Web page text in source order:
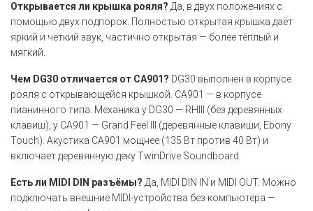
Открывается ли крышка рояля? Да, в двух положениях с
помощью двух подпорок. Полностью открытая крышка даёт
яркий и чёткий звук, частично открытая — более тёплый и
мягкий.
Чем DG30 отличается от CA901? DG30 выполнен в корпусе
рояля с открывающейся крышкой. CA901 — в корпусе
пианинного типа. Механика у DG30 — RHIII (без деревянных
клавиш), у CA901 — Grand Feel III (деревянные клавиши, Ebony
Touch). Акустика CA901 мощнее (135 Вт против 40 Вт) и
включает деревянную деку TwinDrive Soundboard.
Есть ли MIDI DIN разъёмы? Да, MIDI DIN IN и MIDI OUT. Можно
подключать внешние MIDI-устройства без компьютера —